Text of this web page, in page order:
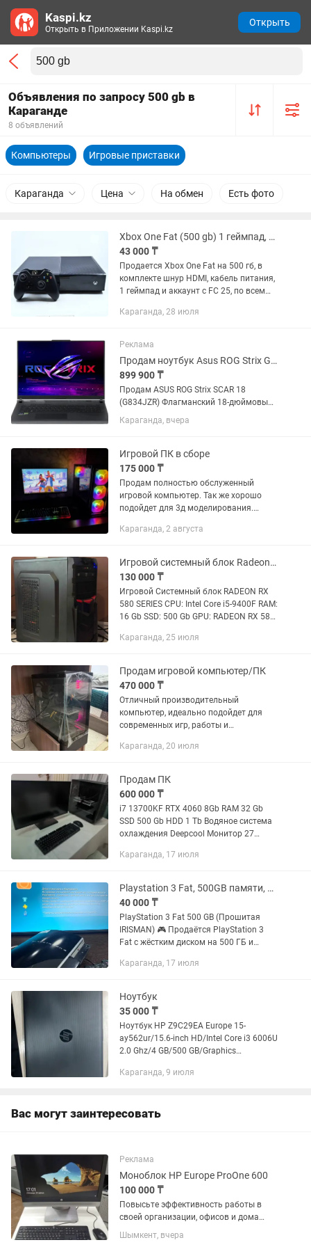
Объявления по запросу 500 gb в
Караганде
8 объявлений
Компьютеры Игровые приставки
Караганда Цена На обмен Есть фото
Xbox One Fat (500 gb) 1 геймпад, FC 25
43 000 ₸
Продается Xbox One Fat на 500 гб, в
комплекте шнур HDMI, кабель питания,
1 геймпад и аккаунт с FC 25, по всем
Караганда, 28 июля
Реклама
Продам ноутбук Asus ROG Strix G18
899 900 ₸
Продам ASUS ROG Strix SCAR 18
(G834JZR) Флагманский 18-дюймовый
игровой ноутбук в идеальном
состоянии. Топовая конфигурация,
любыми современными играми на...
Караганда, вчера
Игровой ПК в сборе
175 000 ₸
Продам полностью обслуженный
игровой компьютер. Так же хорошо
подойдет для 3д моделирования.
разобран, очищен и приведен в
всех...
Караганда, 2 августа
Игровой системный блок Radeon RX 580 Series
130 000 ₸
Игровой Системный блок RADEON RX
580 SERIES CPU: Intel Core i5-9400F RAM:
16 Gb SSD: 500 Gb GPU: RADEON RX 580
Kaspi Red/0-0-12 1 месяц гарантии
Караганда, 25 июля
Продам игровой компьютер/ПК
470 000 ₸
Отличный производительный
компьютер, идеально подойдет для
современных игр, работы и
Процессор: AMD Ryzen 7 5800 x •
ГБ) 3600...
Караганда, 20 июля
Продам ПК
600 000 ₸
i7 13700KF RTX 4060 8Gb RAM 32 Gb
SSD 500 Gb HDD 1 Tb Водяное система
охлаждения Deepcool Монитор 27
Караганда, 17 июля
Playstation 3 Fat, 500GB памяти, прошивка Irisman, 1 геймпад
40 000 ₸
PlayStation 3 Fat 500 GB (Прошитая
IRISMAN) 🎮 Продаётся PlayStation 3
Fat с жёстким диском на 500 ГБ и
Комплектация: • PlayStation 3 Fat 🕹️ • 1
Караганда, 17 июля
Ноутбук
35 000 ₸
Ноутбук HP Z9C29EA Europe 15-
ay562ur/15.6-inch HD/Intel Core i3 6006U
2.0 Ghz/4 GB/500 GB/Graphics
Караганда, 9 июля
Вас могут заинтересовать
Реклама
Моноблок HP Europe ProOne 600
100 000 ₸
Повысьте эффективность работы в
своей организации, офисов и дома
Моноблок HP ProOne 600
демонстрирует новый уровень
Шымкент, вчера
Kaspi.kz
Открыть в Приложении Kaspi.kz
Открыть